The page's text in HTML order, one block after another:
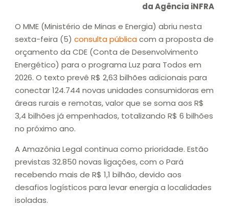
da Agência iNFRA
O MME (Ministério de Minas e Energia) abriu nesta
sexta-feira (5) consulta públicacom a proposta de
orçamento da CDE (Conta de Desenvolvimento
Energético) para o programa Luz para Todos em
2026. O texto prevê R$ 2,63 bilhões adicionais para
conectar 124.744 novas unidades consumidoras em
áreas rurais e remotas, valor que se soma aos R$
3,4 bilhões já empenhados, totalizando R$ 6 bilhões
no próximo ano.
A Amazônia Legal continua como prioridade. Estão
previstas 32.850 novas ligações, com o Pará
recebendo mais de R$ 1,1 bilhão, devido aos
desafios logísticos para levar energia a localidades
isoladas.